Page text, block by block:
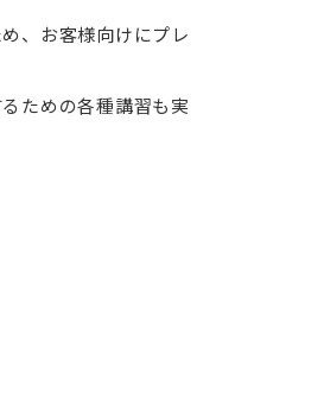
、お客様向けにプレ
ための各種講習も実